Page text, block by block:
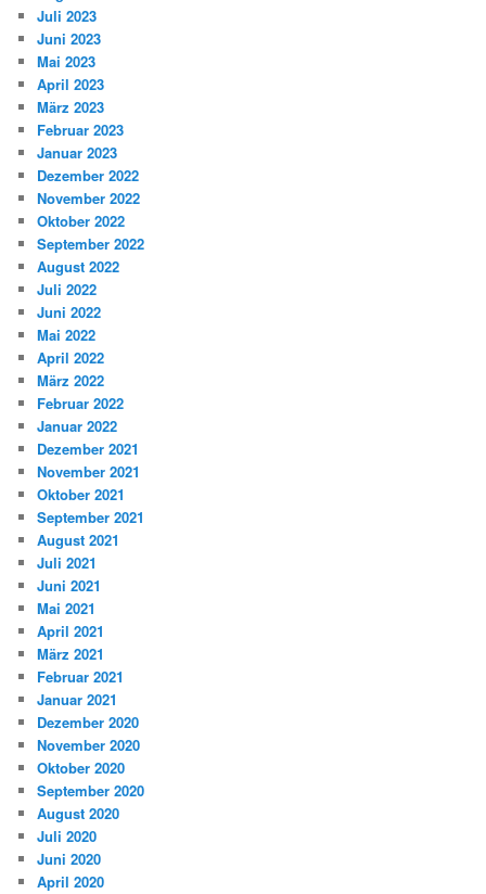
Juli 2023
Juni 2023
Mai 2023
April 2023
März 2023
Februar 2023
Januar 2023
Dezember 2022
November 2022
Oktober 2022
September 2022
August 2022
Juli 2022
Juni 2022
Mai 2022
April 2022
März 2022
Februar 2022
Januar 2022
Dezember 2021
November 2021
Oktober 2021
September 2021
August 2021
Juli 2021
Juni 2021
Mai 2021
April 2021
März 2021
Februar 2021
Januar 2021
Dezember 2020
November 2020
Oktober 2020
September 2020
August 2020
Juli 2020
Juni 2020
April 2020